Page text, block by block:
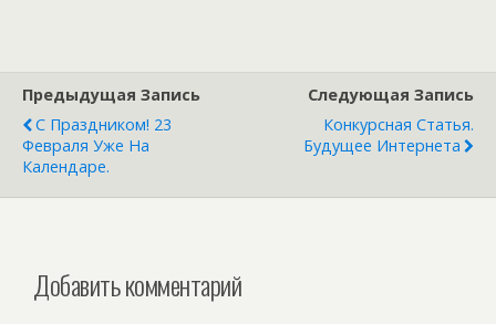
Предыдущая Запись
С Праздником! 23
Февраля Уже На
Календаре.
Следующая Запись
Конкурсная Статья.
Будущее Интернета
Добавить комментарий